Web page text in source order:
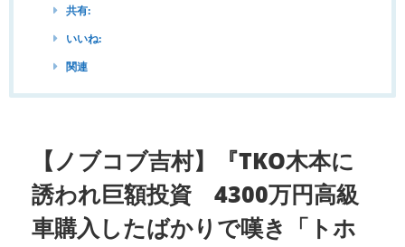
共有:
いいね:
関連
【ノブコブ吉村】『TKO木本に
誘われ巨額投資 4300万円高級
車購入したばかりで嘆き「トホ